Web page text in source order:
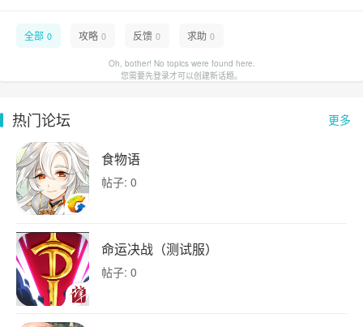
全部 0 攻略 0 反馈 0 求助 0
Oh, bother! No topics were found here.
您需要先登录才可以创建新话题。
更多
热门论坛
食物语
帖子: 0
命运决战（测试服）
帖子: 0